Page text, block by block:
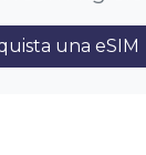
una eSIM